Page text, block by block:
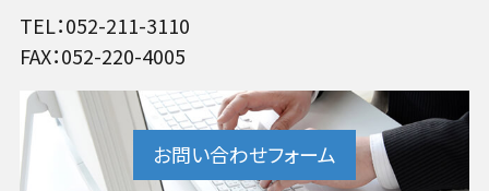
TEL：052-211-3110
FAX：052-220-4005
お問い合わせフォーム